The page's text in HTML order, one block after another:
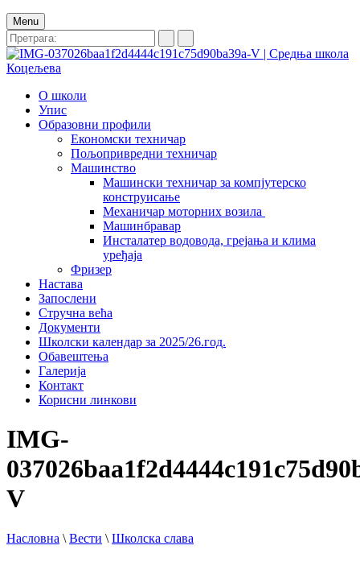
Menu
О школи
Упис
Образовни профили
Економски техничар
Пољопривредни техничар
Машинство
Машински техничар за компјутерско
конструисање
Механичар моторних возила
Машинбравар
Инсталатер водовода, грејања и клима
уређаја
Фризер
Настава
Запослени
Стручна већа
Документи
Школски календар за 2025/26.год.
Обавештења
Галерија
Контакт
Корисни линкови
IMG-
V
Насловна \ Вести \ Школска слава